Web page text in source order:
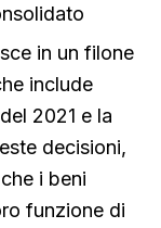
in un filone
include
2021 e la
decisioni,
i beni
funzione di